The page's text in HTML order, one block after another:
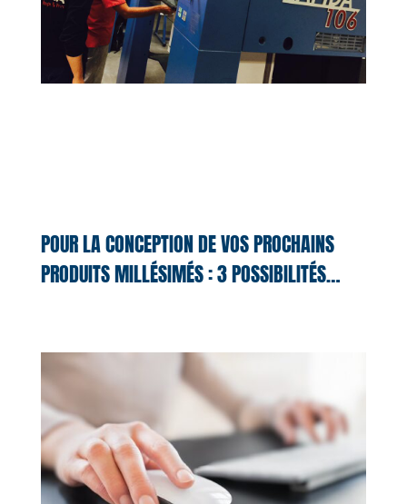
POUR LA CONCEPTION DE VOS PROCHAINS
PRODUITS MILLÉSIMÉS : 3 POSSIBILITÉS…